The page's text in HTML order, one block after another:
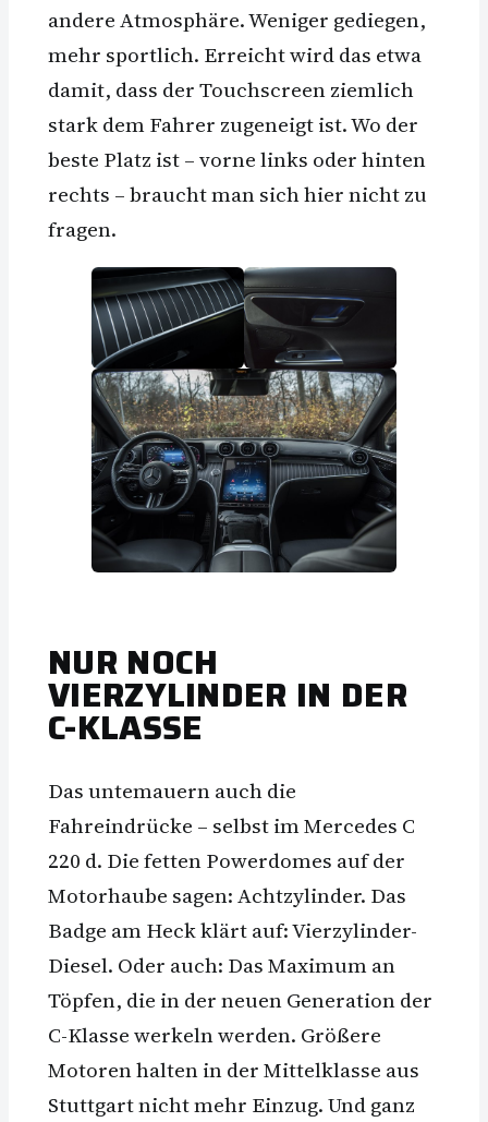
andere Atmosphäre. Weniger gediegen,
mehr sportlich. Erreicht wird das etwa
damit, dass der Touchscreen ziemlich
stark dem Fahrer zugeneigt ist. Wo der
beste Platz ist – vorne links oder hinten
rechts – braucht man sich hier nicht zu
fragen.
NUR NOCH
VIERZYLINDER IN DER
C-KLASSE
Das untemauern auch die
Fahreindrücke – selbst im Mercedes C
220 d. Die fetten Powerdomes auf der
Motorhaube sagen: Achtzylinder. Das
Badge am Heck klärt auf: Vierzylinder-
Diesel. Oder auch: Das Maximum an
Töpfen, die in der neuen Generation der
C-Klasse werkeln werden. Größere
Motoren halten in der Mittelklasse aus
Stuttgart nicht mehr Einzug. Und ganz